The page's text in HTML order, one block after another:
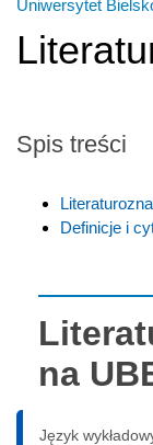
Uniwersytet
Spis treści
Definicje i
na
Język